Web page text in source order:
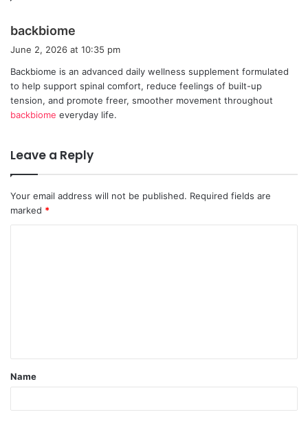
backbiome
s
:
June 2, 2026 at 10:35 pm
Backbiome is an advanced daily wellness supplement formulated
to help support spinal comfort, reduce feelings of built-up
tension, and promote freer, smoother movement throughout
backbiome everyday life.
Leave a Reply
Your email address will not be published. Required fields are
marked *
t
*
Name